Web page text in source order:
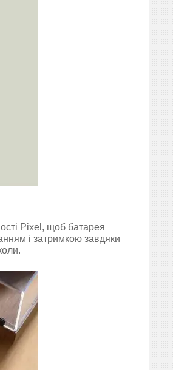
Pixel, щоб батарея
і затримкою завдяки